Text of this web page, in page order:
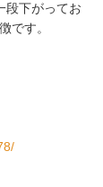
段下がってお
です。